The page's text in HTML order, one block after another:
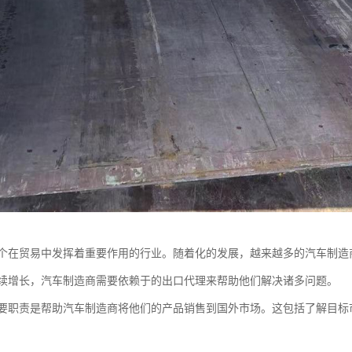
在贸易中发挥着重要作用的行业。随着化的发展，越来越多的汽车制
增长，汽车制造商需要依赖于的出口代理来帮助他们解决诸多问题。
职责是帮助汽车制造商将他们的产品销售到国外市场。这包括了解目